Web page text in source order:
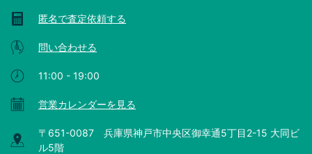
匿名で査定依頼する
問い合わせる
11:00 - 19:00
営業カレンダーを見る
〒651-0087 兵庫県神戸市中央区御幸通5丁目2-15 大同ビ
ル5階